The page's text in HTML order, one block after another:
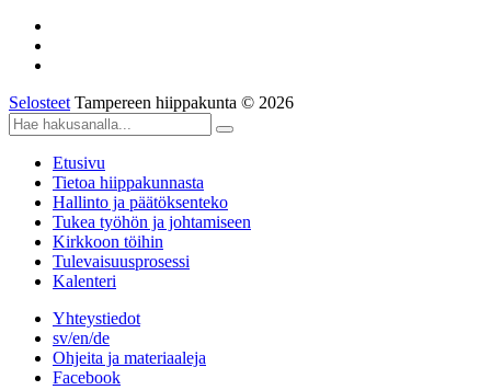
Selosteet Tampereen hiippakunta © 2026
Etusivu
Tietoa hiippakunnasta
Hallinto ja päätöksenteko
Tukea työhön ja johtamiseen
Kirkkoon töihin
Tulevaisuusprosessi
Kalenteri
Yhteystiedot
sv/en/de
Ohjeita ja materiaaleja
Facebook